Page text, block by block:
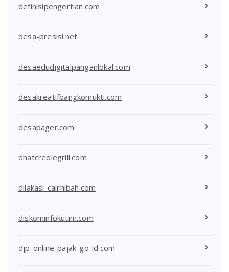
definisipengertian.com
desa-presisi.net
desaedudigitalpanganlokal.com
desakreatifbangkomukti.com
desapager.com
dhatcreolegrill.com
dilakasi-cairhibah.com
diskominfokutim.com
djp-online-pajak-go-id.com